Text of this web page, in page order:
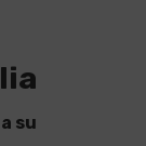
su